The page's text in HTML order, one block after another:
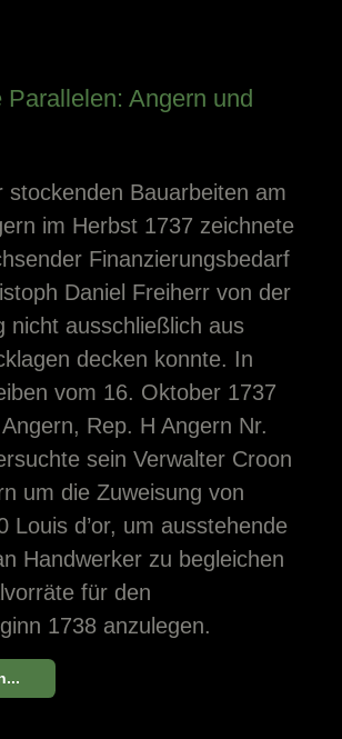
Parallelen: Angern und
stockenden Bauarbeiten am
im Herbst 1737 zeichnete
Finanzierungsbedarf
Daniel Freiherr von der
nicht ausschließlich aus
decken konnte. In
vom 16. Oktober 1737
Rep. H Angern Nr.
sein Verwalter Croon
um die Zuweisung von
Louis d’or, um ausstehende
Handwerker zu begleichen
für den
1738 anzulegen.